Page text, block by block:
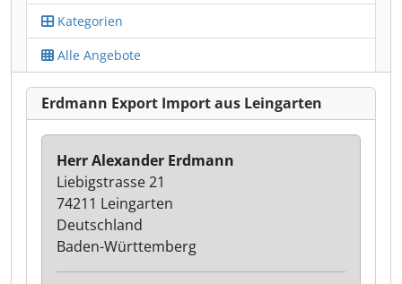
Kategorien
Alle Angebote
Erdmann Export Import aus Leingarten
Herr Alexander Erdmann
Liebigstrasse 21
74211 Leingarten
Deutschland
Baden-Württemberg